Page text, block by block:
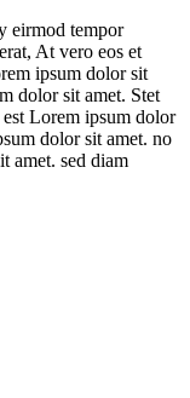
eirmod tempor
At vero eos et
ipsum dolor sit
dolor sit amet. Stet
est Lorem ipsum dolor
dolor sit amet. no
amet. sed diam